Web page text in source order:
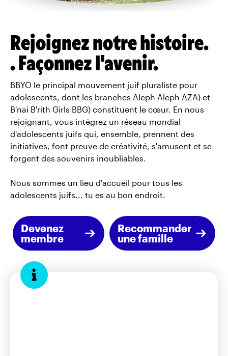
Rejoignez notre histoire.
. Façonnez l'avenir.
BBYO le principal mouvement juif pluraliste pour
adolescents, dont les branches Aleph Aleph AZA) et
B'nai B'rith Girls BBG) constituent le cœur. En nous
rejoignant, vous intégrez un réseau mondial
d'adolescents juifs qui, ensemble, prennent des
initiatives, font preuve de créativité, s'amusent et se
forgent des souvenirs inoubliables.
Nous sommes un lieu d'accueil pour tous les
adolescents juifs... tu es au bon endroit.
Devenez
membre
Recommander
une famille